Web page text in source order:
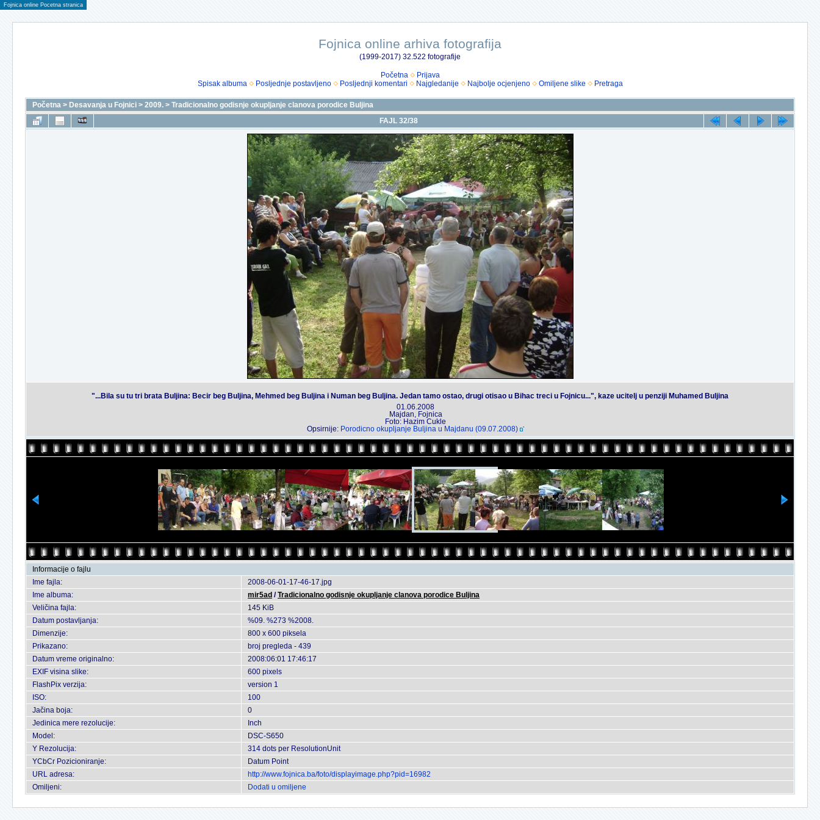
Fojnica online Pocetna stranica
Fojnica online arhiva fotografija
(1999-2017) 32.522 fotografije
Početna
Prijava
Spisak albuma
Posljednje postavljeno Posljednji komentari Najgledanije Najbolje ocjenjeno Omiljene slike Pretraga
Početna > Desavanja u Fojnici > 2009. > Tradicionalno godisnje okupljanje clanova porodice Buljina
FAJL 32/38
"...Bila su tu tri brata Buljina: Becir beg Buljina, Mehmed beg Buljina i Numan beg Buljina. Jedan tamo ostao, drugi otisao u Bihac treci u Fojnicu...", kaze ucitelj u penziji Muhamed Buljina
01.06.2008
Majdan, Fojnica
Foto: Hazim Cukle
Opsirnije: Porodicno okupljanje Buljina u Majdanu (09.07.2008)
Informacije o fajlu
Ime fajla:
2008-06-01-17-46-17.jpg
Ime albuma:
mir5ad /Tradicionalno godisnje okupljanje clanova porodice Buljina
Veličina fajla:
145 KiB
Datum postavljanja:
%09. %273 %2008.
Dimenzije:
800 x 600 piksela
Prikazano:
broj pregleda - 439
Datum vreme originalno:
2008:06:01 17:46:17
EXIF visina slike:
600 pixels
FlashPix verzija:
version 1
ISO:
100
Jačina boja:
0
Jedinica mere rezolucije:
Inch
Model:
DSC-S650
Y Rezolucija:
314 dots per ResolutionUnit
YCbCr Pozicioniranje:
Datum Point
URL adresa:
http://www.fojnica.ba/foto/displayimage.php?pid=16982
Omiljeni:
Dodati u omiljene